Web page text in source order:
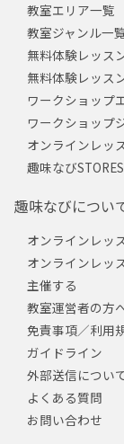
教室エリア一覧
教室ジャンル一
無料体験レッス
無料体験レッス
ワークショップ
ワークショップ
オンラインレッ
趣味なびSTORES
趣味なびについ
オンラインレッ
オンラインレッ
主催する
教室運営者の方
免責事項／利用
ガイドライン
外部送信につい
よくある質問
お問い合わせ